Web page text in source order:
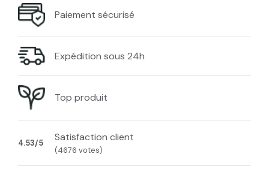
Paiement sécurisé
Expédition sous 24h
Top produit
4.53/5 Satisfaction client
(4676 votes)